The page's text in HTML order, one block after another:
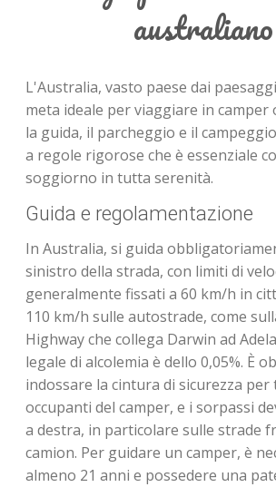
australiano
L'Australia, vasto paese dai
meta ideale per viaggiare in camper
la guida, il parcheggio e il
a regole rigorose che è essenziale
soggiorno in tutta serenità.
Guida e regolamentazione
In Australia, si guida
sinistro della strada, con limiti di
generalmente fissati a 60 km/h in
110 km/h sulle autostrade, come
Highway che collega Darwin ad
legale di alcolemia è dello 0,05%. È
indossare la cintura di sicurezza
occupanti del camper, e i sorpassi
a destra, in particolare sulle strade
camion. Per guidare un camper, è
almeno 21 anni e possedere una